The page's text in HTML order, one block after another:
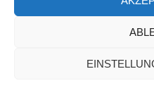
Copyright © 2024